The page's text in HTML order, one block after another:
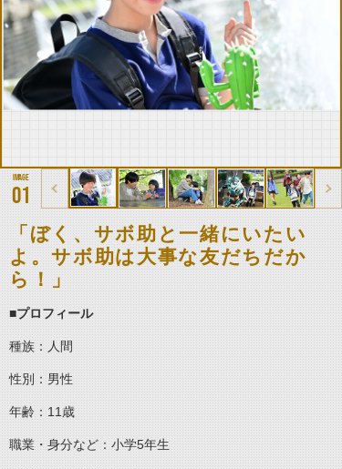
01
「ぼく、サボ助と一緒にいたい
よ。サボ助は大事な友だちだか
ら！」
■プロフィール
種族：人間
性別：男性
年齢：11歳
職業・身分など：小学5年生